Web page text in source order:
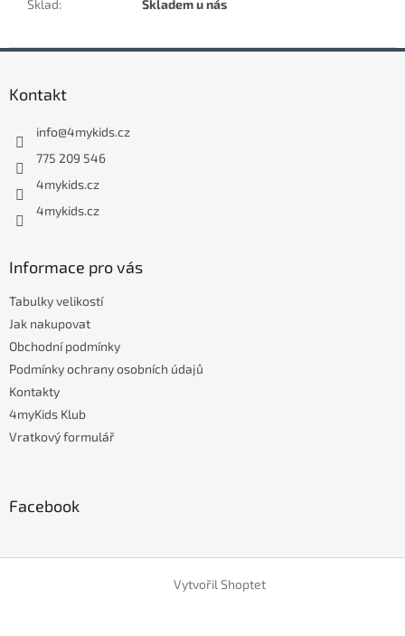
Sklad: Skladem u nás
Kontakt
info@4mykids.cz
775 209 546
4mykids.cz
4mykids.cz
Informace pro vás
Tabulky velikostí
Jak nakupovat
Obchodní podmínky
Podmínky ochrany osobních údajů
Kontakty
4myKids Klub
Vratkový formulář
Facebook
Vytvořil Shoptet